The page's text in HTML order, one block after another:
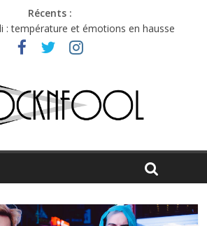
Récents :
: température et émotions en hausse
de choisir entre chaleur et bonne
Festival : entre bière, métal et
: la leçon de pop du Professeur Puth
: coup de chaud au café Atlantik